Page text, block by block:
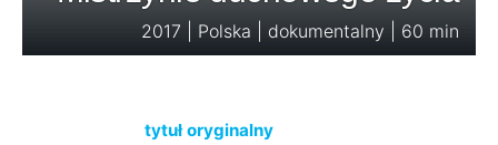
2017 | Polska | dokumentalny | 60 min
tytuł oryginalny